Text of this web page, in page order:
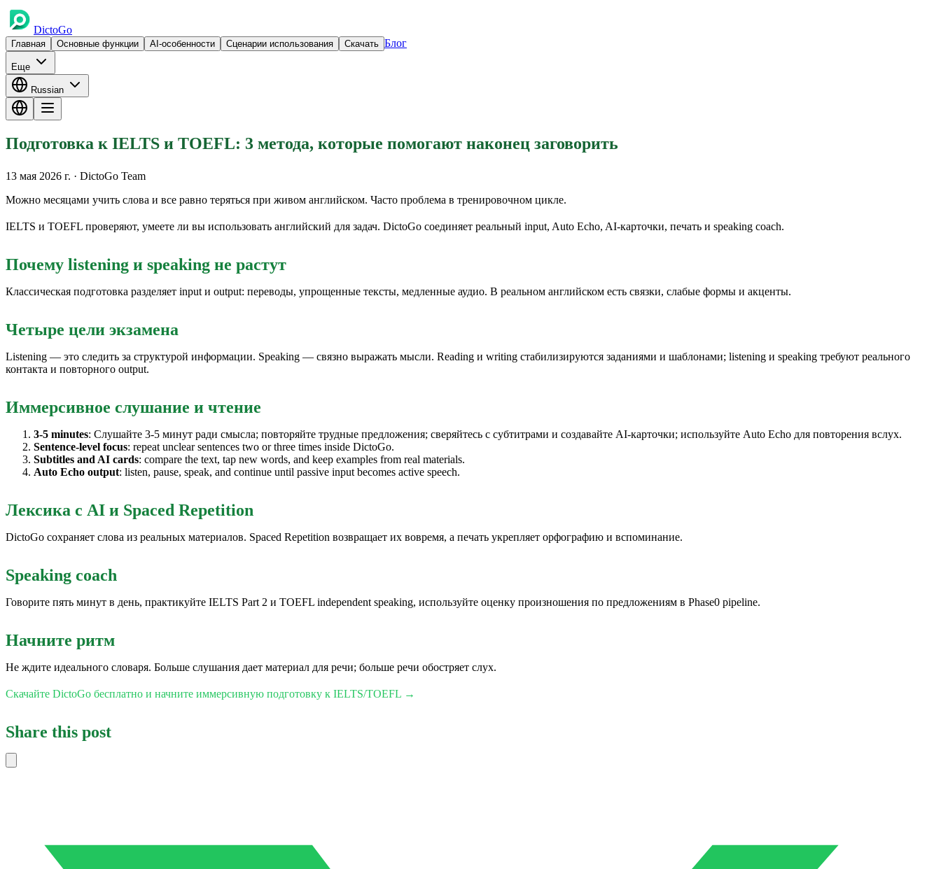
DictoGo
Главная Основные функции AI-особенности Сценарии использования Скачать Блог
Еще
Russian
Подготовка к IELTS и TOEFL: 3 метода, которые помогают наконец заговорить
13 мая 2026 г. · DictoGo Team
Можно месяцами учить слова и все равно теряться при живом английском. Часто проблема в тренировочном цикле.
IELTS и TOEFL проверяют, умеете ли вы использовать английский для задач. DictoGo соединяет реальный input, Auto Echo, AI-карточки, печать и speaking coach.
Почему listening и speaking не растут
Классическая подготовка разделяет input и output: переводы, упрощенные тексты, медленные аудио. В реальном английском есть связки, слабые формы и акценты.
Четыре цели экзамена
Listening — это следить за структурой информации. Speaking — связно выражать мысли. Reading и writing стабилизируются заданиями и шаблонами; listening и speaking требуют реального
контакта и повторного output.
Иммерсивное слушание и чтение
3-5 minutes: Слушайте 3-5 минут ради смысла; повторяйте трудные предложения; сверяйтесь с субтитрами и создавайте AI-карточки; используйте Auto Echo для повторения вслух.
Sentence-level focus: repeat unclear sentences two or three times inside DictoGo.
Subtitles and AI cards: compare the text, tap new words, and keep examples from real materials.
Auto Echo output: listen, pause, speak, and continue until passive input becomes active speech.
Лексика с AI и Spaced Repetition
DictoGo сохраняет слова из реальных материалов. Spaced Repetition возвращает их вовремя, а печать укрепляет орфографию и вспоминание.
Speaking coach
Говорите пять минут в день, практикуйте IELTS Part 2 и TOEFL independent speaking, используйте оценку произношения по предложениям в Phase0 pipeline.
Начните ритм
Не ждите идеального словаря. Больше слушания дает материал для речи; больше речи обостряет слух.
Скачайте DictoGo бесплатно и начните иммерсивную подготовку к IELTS/TOEFL →
Share this post